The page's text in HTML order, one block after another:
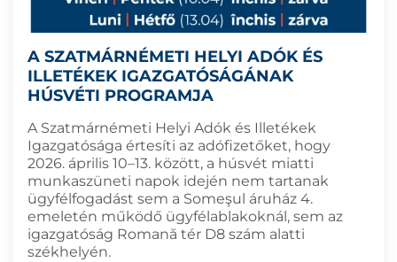
A SZATMÁRNÉMETI HELYI ADÓK ÉS
ILLETÉKEK IGAZGATÓSÁGÁNAK
HÚSVÉTI PROGRAMJA
A Szatmárnémeti Helyi Adók és Illetékek
Igazgatósága értesíti az adófizetőket, hogy
2026. április 10–13. között, a húsvét miatti
munkaszüneti napok idején nem tartanak
ügyfélfogadást sem a Someşul áruház 4.
emeletén működő ügyfélablakoknál, sem az
igazgatóság Romană tér D8 szám alatti
székhelyén.